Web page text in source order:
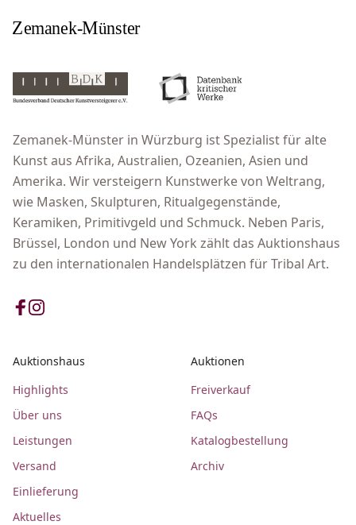
Zemanek-Münster in Würzburg ist Spezialist für alte
Kunst aus Afrika, Australien, Ozeanien, Asien und
Amerika. Wir versteigern Kunstwerke von Weltrang,
wie Masken, Skulpturen, Ritualgegenstände,
Keramiken, Primitivgeld und Schmuck. Neben Paris,
Brüssel, London und New York zählt das Auktionshaus
zu den internationalen Handelsplätzen für Tribal Art.
Auktionshaus
Highlights
Über uns
Leistungen
Versand
Einlieferung
Aktuelles
Auktionen
Freiverkauf
FAQs
Katalogbestellung
Archiv